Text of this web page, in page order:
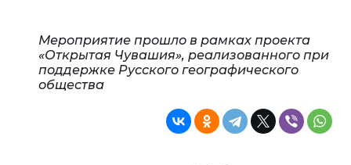
Мероприятие прошло в рамках проекта
«Открытая Чувашия», реализованного при
поддержке Русского географического
общества